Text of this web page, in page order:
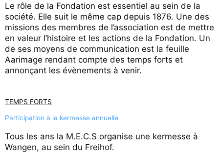
Le rôle de la Fondation est essentiel au sein de la
société. Elle suit le même cap depuis 1876. Une des
missions des membres de l’association est de mettre
en valeur l’histoire et les actions de la Fondation. Un
de ses moyens de communication est la feuille
Aarimage rendant compte des temps forts et
annonçant les évènements à venir.
TEMPS FORTS
Participation à la kermesse annuelle
Tous les ans la M.E.C.S organise une kermesse à
Wangen, au sein du Freihof.